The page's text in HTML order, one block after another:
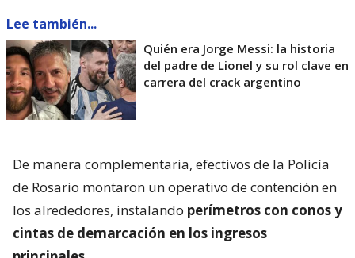
Lee también...
Quién era Jorge Messi: la historia
del padre de Lionel y su rol clave en
carrera del crack argentino
De manera complementaria, efectivos de la Policía
de Rosario montaron un operativo de contención en
los alrededores, instalando perímetros con conos y
cintas de demarcación en los ingresos